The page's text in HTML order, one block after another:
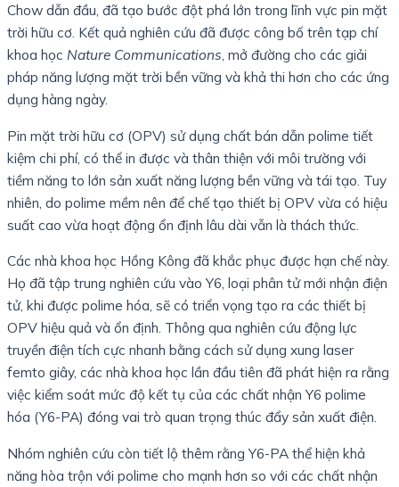
Chow dẫn đầu, đã tạo bước đột phá lớn trong lĩnh vực pin mặt
trời hữu cơ. Kết quả nghiên cứu đã được công bố trên tạp chí
khoa học Nature Communications, mở đường cho các giải
pháp năng lượng mặt trời bền vững và khả thi hơn cho các ứng
dụng hàng ngày.
Pin mặt trời hữu cơ (OPV) sử dụng chất bán dẫn polime tiết
kiệm chi phí, có thể in được và thân thiện với môi trường với
tiềm năng to lớn sản xuất năng lượng bền vững và tái tạo. Tuy
nhiên, do polime mềm nên để chế tạo thiết bị OPV vừa có hiệu
suất cao vừa hoạt động ổn định lâu dài vẫn là thách thức.
Các nhà khoa học Hồng Kông đã khắc phục được hạn chế này.
Họ đã tập trung nghiên cứu vào Y6, loại phân tử mới nhận điện
tử, khi được polime hóa, sẽ có triển vọng tạo ra các thiết bị
OPV hiệu quả và ổn định. Thông qua nghiên cứu động lực
truyền điện tích cực nhanh bằng cách sử dụng xung laser
femto giây, các nhà khoa học lần đầu tiên đã phát hiện ra rằng
việc kiểm soát mức độ kết tụ của các chất nhận Y6 polime
hóa (Y6-PA) đóng vai trò quan trọng thúc đẩy sản xuất điện.
Nhóm nghiên cứu còn tiết lộ thêm rằng Y6-PA thể hiện khả
năng hòa trộn với polime cho mạnh hơn so với các chất nhận